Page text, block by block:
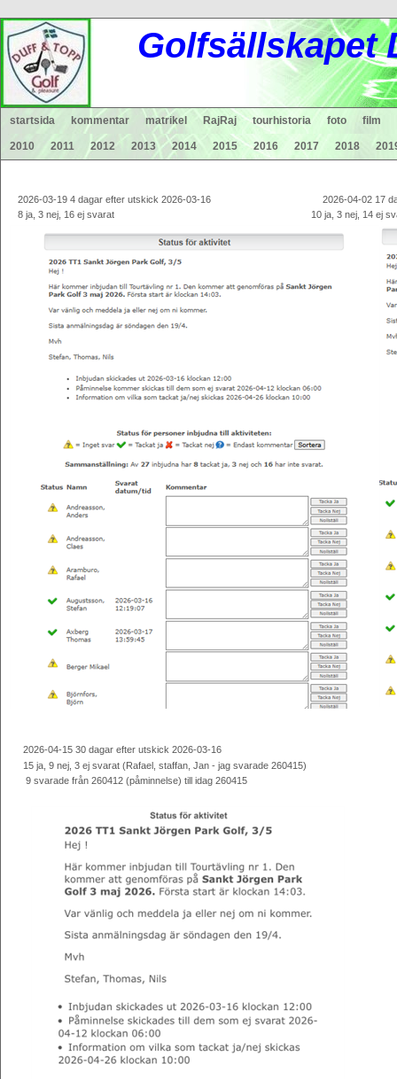
Golfsällskapet
startsida kommentar matrikel RajRaj tourhistoria foto film
2010 2011 2012 2013 2014 2015 2016 2017 2018
2026-03-19 4 dagar efter utskick 2026-03-16 2026-04-02 17 dagar
8 ja, 3 nej, 16 ej svarat 10 ja, 3 nej, 14 ej
2026-04-15 30 dagar efter utskick 2026-03-16
15 ja, 9 nej, 3 ej svarat (Rafael, staffan, Jan - jag svarade 260415)
9 svarade från 260412 (påminnelse) till idag